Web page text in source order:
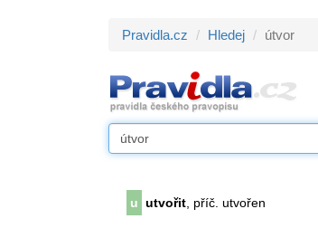
Pravidla.cz Hledej útvor
u utvořit , příč. utvořen